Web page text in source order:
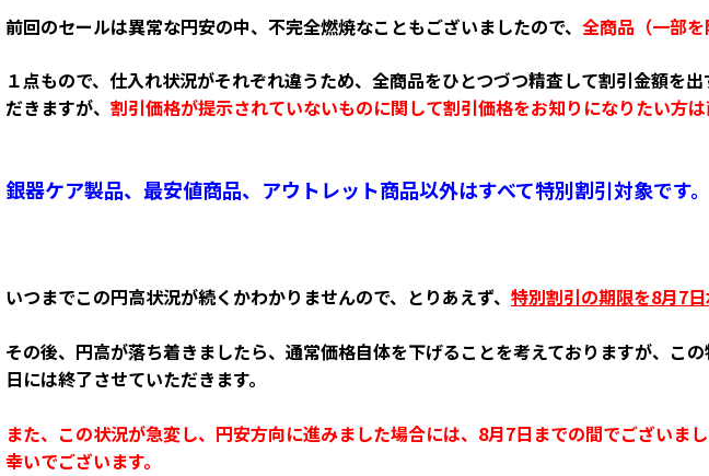
前回のセールは異常な円安の中、不完全燃焼なこともございましたので、 全商品（一部
１点もので、仕入れ状況がそれぞれ違うため、全商品をひとつづつ精査して割引金額
だきますが、 割引価格が提示されていないものに関して割引価格をお知りになりたい方
銀器ケア製品、最安値商品、アウトレット商品以外はすべて特別割引対象です。
いつまでこの円高状況が続くかわかりませんので、とりあえず、 特別割引の期限を8月7
その後、円高が落ち着きましたら、通常価格自体を下げることを考えておりますが、こ
日には終了させていただきます。
また、この状況が急変し、円安方向に進みました場合には、8月7日までの間でござい
幸いでございます。